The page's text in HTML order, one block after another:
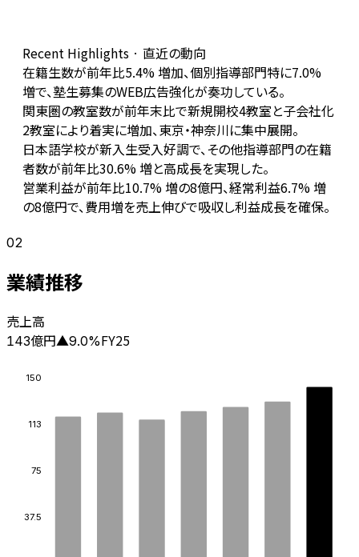
Recent Highlights · 直近の動向
在籍生数が前年比5.4% 増加、個別指導部門特に7.0%
増で、塾生募集のWEB広告強化が奏功している。
関東圏の教室数が前年末比で新規開校4教室と子会社化
2教室により着実に増加、東京・神奈川に集中展開。
日本語学校が新入生受入好調で、その他指導部門の在籍
者数が前年比30.6% 増と高成長を実現した。
営業利益が前年比10.7% 増の8億円、経常利益6.7% 増
の8億円で、費用増を売上伸びで吸収し利益成長を確保。
02
業績推移
売上高
143億円▲9.0%FY25
37.5
75
113
150